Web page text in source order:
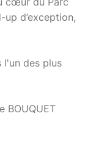
d’exception,
l'un des plus
BOUQUET